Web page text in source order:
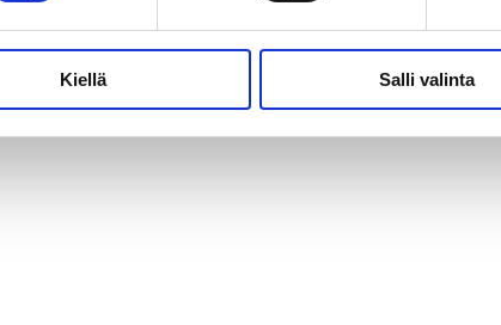
Kiellä Salli valinta